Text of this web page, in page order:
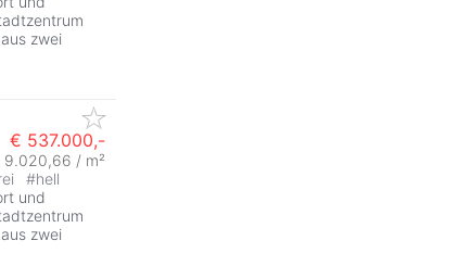
zwei
€ 537.000,-
9.020,66 / m²
#hell
und
zwei